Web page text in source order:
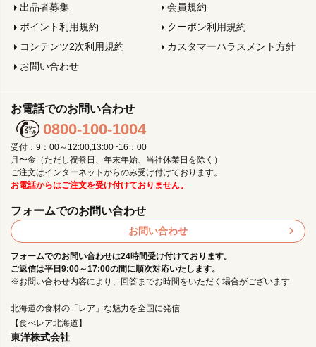
出品者募集
会員規約
ポイント利用規約
クーポン利用規約
コンテンツ2次利用規約
カスタマーハラスメント方針
お問い合わせ
北海道の食材の「レア」な魅力を全国に発信
【食べレア北海道】
東洋株式会社
お電話でのお問い合わせ
0800-100-1004
受付：9：00～12:00,13:00~16：00
月〜金（ただし祝祭日、年末年始、当社休業日を除く）
ご注文はインターネットからのみ受け付けております。
お電話からはご注文を受け付けておりません。
フォームでのお問い合わせ
お問い合わせ
フォームでのお問い合わせは24時間受け付けております。
ご返信は平日9:00～17:00の間に順次対応いたします。
※お問い合わせ内容により、回答までお時間をいただく場合がございます